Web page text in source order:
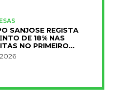
SANJOSE REGISTA
DE 18% NAS
NO PRIMEIRO